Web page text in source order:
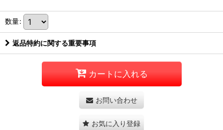
数量:
返品特約に関する重要事項
カートに入れる
お問い合わせ
お気に入り登録